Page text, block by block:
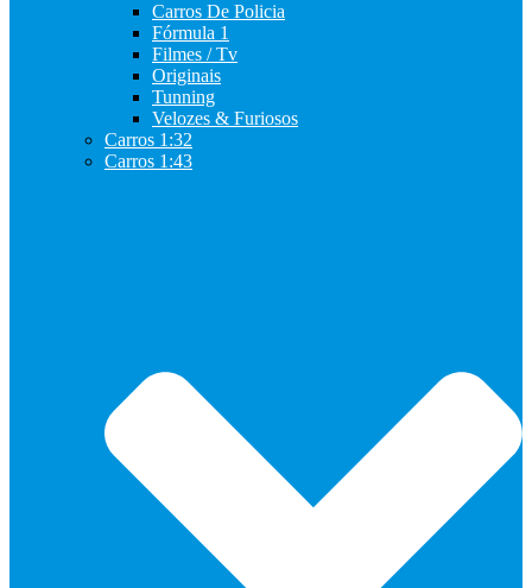
Carros De Policia
Fórmula 1
Filmes / Tv
Originais
Tunning
Velozes & Furiosos
Carros 1:32
Carros 1:43